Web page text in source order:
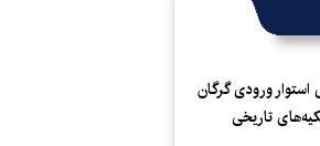
استوار ورودی گرگان
تاریخی